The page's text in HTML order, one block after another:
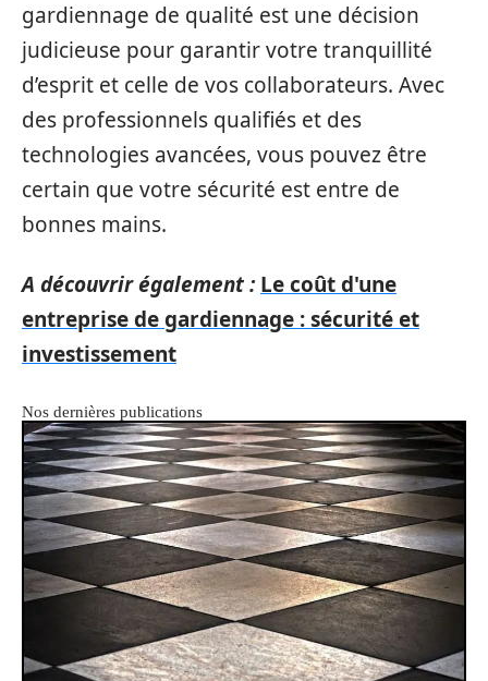
gardiennage de qualité est une décision
judicieuse pour garantir votre tranquillité
d’esprit et celle de vos collaborateurs. Avec
des professionnels qualifiés et des
technologies avancées, vous pouvez être
certain que votre sécurité est entre de
bonnes mains.
A découvrir également : Le coût d'une
entreprise de gardiennage : sécurité et
investissement
Nos dernières publications